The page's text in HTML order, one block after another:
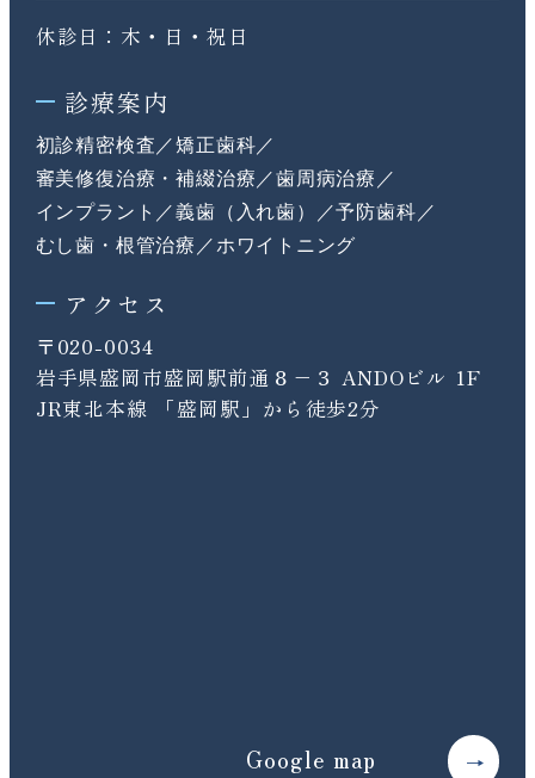
休診日：木・日・祝日
診療案内
初診精密検査
矯正歯科
審美修復治療・補綴治療
歯周病治療
インプラント
義歯（入れ歯）
予防歯科
むし歯・根管治療
ホワイトニング
アクセス
〒020-0034
岩手県盛岡市盛岡駅前通８−３ ANDOビル 1F
JR東北本線 「盛岡駅」から徒歩2分
Google map